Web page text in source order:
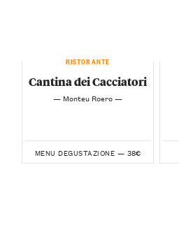
RISTORANTE
Cantina dei Cacciatori
— Monteu Roero —
MENU DEGUSTAZIONE — 38€